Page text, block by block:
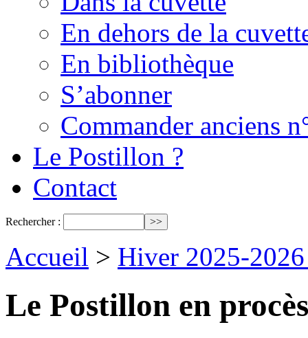
En dehors de la
En bibliothèque
S’abonner
Commander anciens
Le Postillon ?
Contact
Rechercher :
Accueil > Hiver 2025-
Le Postillon en